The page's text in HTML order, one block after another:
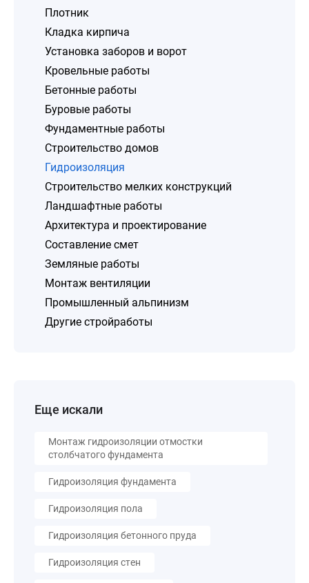
Плотник
Кладка кирпича
Установка заборов и ворот
Кровельные работы
Бетонные работы
Буровые работы
Фундаментные работы
Строительство домов
Гидроизоляция
Строительство мелких конструкций
Ландшафтные работы
Архитектура и проектирование
Составление смет
Земляные работы
Монтаж вентиляции
Промышленный альпинизм
Другие стройработы
Еще искали
Монтаж гидроизоляции отмостки
столбчатого фундамента
Гидроизоляция фундамента
Гидроизоляция пола
Гидроизоляция бетонного пруда
Гидроизоляция стен